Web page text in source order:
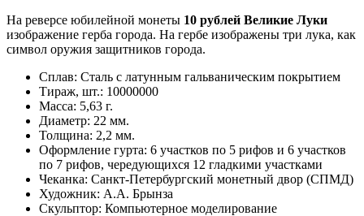
На реверсе юбилейной монеты 10 рублей Великие Луки
изображение герба города. На гербе изображены три лука, как
символ оружия защитников города.
Сплав: Сталь с латунным гальваническим покрытием
Тираж, шт.: 10000000
Масса: 5,63 г.
Диаметр: 22 мм.
Толщина: 2,2 мм.
Оформление гурта: 6 участков по 5 рифов и 6 участков
по 7 рифов, чередующихся 12 гладкими участками
Чеканка: Санкт-Петербургский монетный двор (СПМД)
Художник: А.А. Брынза
Скульптор: Компьютерное моделирование